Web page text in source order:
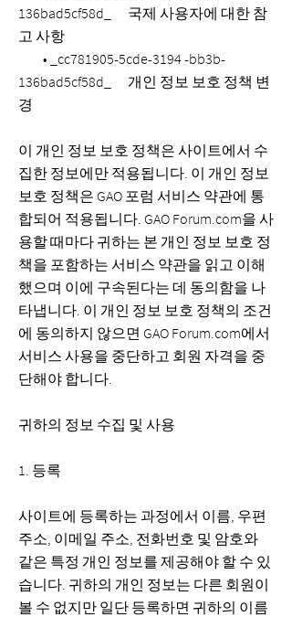
136bad5cf58d_ 국제 사용자에 대한 참
고 사항
• _cc781905-5cde-3194 -bb3b-
136bad5cf58d_ 개인 정보 보호 정책 변
경
이 개인 정보 보호 정책은 사이트에서 수
집한 정보에만 적용됩니다. 이 개인 정보
보호 정책은 GAO 포럼 서비스 약관에 통
합되어 적용됩니다. GAO Forum.com을 사
용할 때마다 귀하는 본 개인 정보 보호 정
책을 포함하는 서비스 약관을 읽고 이해
했으며 이에 구속된다는 데 동의함을 나
타냅니다. 이 개인 정보 보호 정책의 조건
에 동의하지 않으면 GAO Forum.com에서
서비스 사용을 중단하고 회원 자격을 중
단해야 합니다.
귀하의 정보 수집 및 사용
1. 등록
사이트에 등록하는 과정에서 이름, 우편
주소, 이메일 주소, 전화번호 및 암호와
같은 특정 개인 정보를 제공해야 할 수 있
습니다. 귀하의 개인 정보는 다른 회원이
볼 수 없지만 일단 등록하면 귀하의 이름